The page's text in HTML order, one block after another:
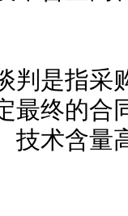
判是指采
最终的合
技术含量